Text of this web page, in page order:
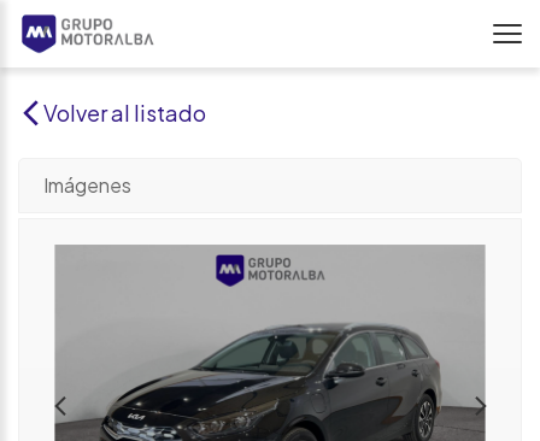
Volver al listado
Imágenes